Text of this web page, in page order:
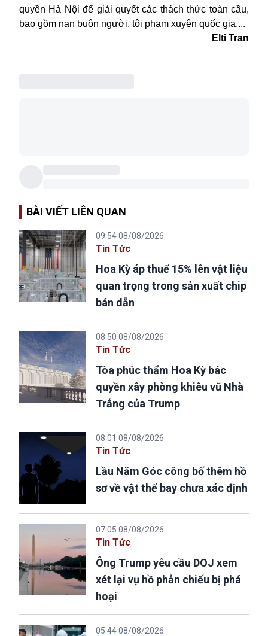
quyền Hà Nội để giải quyết các thách thức toàn cầu,
bao gồm nạn buôn người, tội phạm xuyên quốc gia,...
Elti Tran
BÀI VIẾT LIÊN QUAN
09:54 08/08/2026
Tin Tức
Hoa Kỳ áp thuế 15% lên vật liệu
quan trọng trong sản xuất chip
bán dẫn
08:50 08/08/2026
Tin Tức
Tòa phúc thẩm Hoa Kỳ bác
quyền xây phòng khiêu vũ Nhà
Trắng của Trump
08:01 08/08/2026
Tin Tức
Lầu Năm Góc công bố thêm hồ
sơ về vật thể bay chưa xác định
07:05 08/08/2026
Tin Tức
Ông Trump yêu cầu DOJ xem
xét lại vụ hồ phản chiếu bị phá
hoại
05:44 08/08/2026